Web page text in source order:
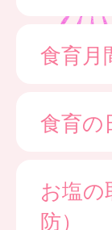
食育月
食育の
お塩
防）